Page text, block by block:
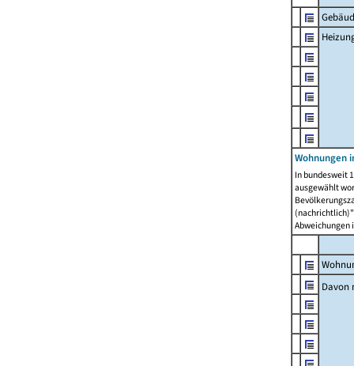
Wohnungen
In bundesweit
ausgewählt
Abweichungen
Davon